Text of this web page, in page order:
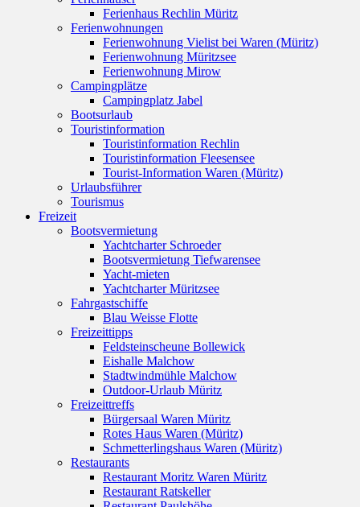
Ferienhaus Rechlin Müritz
Ferienwohnungen
Ferienwohnung Vielist bei Waren (Müritz)
Ferienwohnung Müritzsee
Ferienwohnung Mirow
Campingplätze
Campingplatz Jabel
Bootsurlaub
Touristinformation
Touristinformation Rechlin
Touristinformation Fleesensee
Tourist-Information Waren (Müritz)
Urlaubsführer
Tourismus
Freizeit
Bootsvermietung
Yachtcharter Schroeder
Bootsvermietung Tiefwarensee
Yacht-mieten
Yachtcharter Müritzsee
Fahrgastschiffe
Blau Weisse Flotte
Freizeittipps
Feldsteinscheune Bollewick
Eishalle Malchow
Stadtwindmühle Malchow
Outdoor-Urlaub Müritz
Freizeittreffs
Bürgersaal Waren Müritz
Rotes Haus Waren (Müritz)
Schmetterlingshaus Waren (Müritz)
Restaurants
Restaurant Moritz Waren Müritz
Restaurant Ratskeller